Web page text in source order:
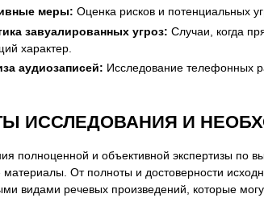
меры: Оценка рисков и потенциальных
завуалированных угроз: Случаи, когда
характер.
аудиозаписей: Исследование телефонных
ИССЛЕДОВАНИЯ И
полноценной и объективной экспертизы по
материалы. От полноты и достоверности
видами речевых произведений, которые